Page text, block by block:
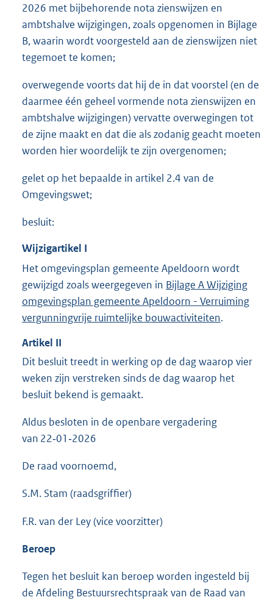
2026 met bijbehorende nota zienswijzen en
ambtshalve wijzigingen, zoals opgenomen in Bijlage
B, waarin wordt voorgesteld aan de zienswijzen niet
tegemoet te komen;
overwegende voorts dat hij de in dat voorstel (en de
daarmee één geheel vormende nota zienswijzen en
ambtshalve wijzigingen) vervatte overwegingen tot
de zijne maakt en dat die als zodanig geacht moeten
worden hier woordelijk te zijn overgenomen;
gelet op het bepaalde in artikel 2.4 van de
Omgevingswet;
besluit:
Wijzigartikel I
Het omgevingsplan gemeente Apeldoorn wordt
gewijzigd zoals weergegeven in Bijlage A Wijziging
omgevingsplan gemeente Apeldoorn - Verruiming
vergunningvrije ruimtelijke bouwactiviteiten.
Artikel II
Dit besluit treedt in werking op de dag waarop vier
weken zijn verstreken sinds de dag waarop het
besluit bekend is gemaakt.
Aldus besloten in de openbare vergadering
van 22‑01‑2026
De raad voornoemd,
S.M. Stam (raadsgriffier)
F.R. van der Ley (vice voorzitter)
Beroep
Tegen het besluit kan beroep worden ingesteld bij
de Afdeling Bestuursrechtspraak van de Raad van